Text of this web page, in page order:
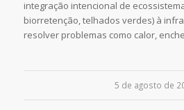
integração intencional de
biorretenção, telhados verdes) à
resolver problemas como calor,
5 de agosto de